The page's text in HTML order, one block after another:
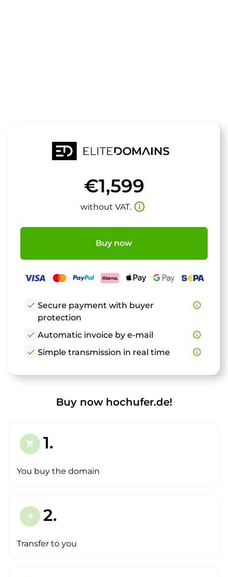
€1,599
without VAT. info_outline
Buy now
check Secure payment with buyer
protection
info_outline
check Automatic invoice by e-mail
info_outline
check Simple transmission in real time info_outline
Buy now hochufer.de!
shopping_cart 1.
You buy the domain
arrow_forward 2.
Transfer to you